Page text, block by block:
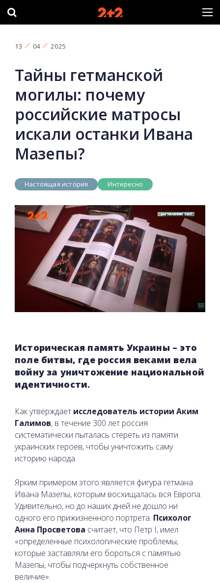
13 04 2025
Тайны гетманской
могилы: почему
российские матросы
искали останки Ивана
Мазепы?
Настоящая история Интересно
Историческая память Украины – это
поле битвы, где россия веками вела
войну за уничтожение национальной
идентичности.
Как утверждает исследователь истории Аким
Галимов, в течение 300 лет россия
систематически пыталась стереть из памяти
украинских героев, чтобы уничтожить саму
историю народа.
Ярким примером этого является фигура гетмана
Ивана Мазепы, которым восхищалась вся Европа.
Удивительно, но до наших дней не дошло ни
одного его прижизненного портрета. Психолог
Анна Просветова считает, что Петр I, имел
«определенные психологические проблемы,
которые заставляли его бороться с памятью
Мазепы, чтобы подчеркнуть собственное
величие».